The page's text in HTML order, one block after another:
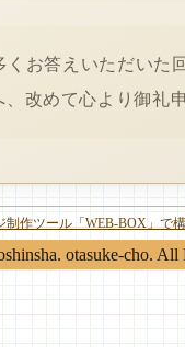
お答えいただいた
改めて心より御礼
作ツール「WEB-BOX」で
otasuke-cho. All